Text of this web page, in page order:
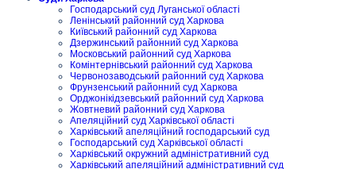
Господарський суд Луганської області
Ленінський районний суд Харкова
Київський районний суд Харкова
Дзержинський районний суд Харкова
Московський районний суд Харкова
Комінтернівський районний суд Харкова
Червонозаводський районний суд Харкова
Фрунзенський районний суд Харкова
Орджонікідзевський районний суд Харкова
Жовтневий районний суд Харкова
Апеляційний суд Харківської області
Харківський апеляційний господарський суд
Господарський суд Харківської області
Харківський окружний адміністративний суд
Харківський апеляційний адміністративний суд